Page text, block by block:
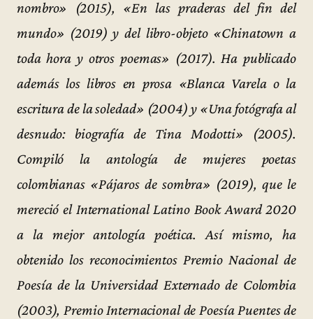
nombro» (2015), «En las praderas del fin del
mundo» (2019) y del libro-objeto «Chinatown a
toda hora y otros poemas» (2017). Ha publicado
además los libros en prosa «Blanca Varela o la
escritura de la soledad» (2004) y «Una fotógrafa al
desnudo: biografía de Tina Modotti» (2005).
Compiló la antología de mujeres poetas
colombianas «Pájaros de sombra» (2019), que le
mereció el International Latino Book Award 2020
a la mejor antología poética. Así mismo, ha
obtenido los reconocimientos Premio Nacional de
Poesía de la Universidad Externado de Colombia
(2003), Premio Internacional de Poesía Puentes de